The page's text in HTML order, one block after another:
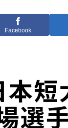
Facebook